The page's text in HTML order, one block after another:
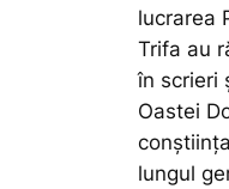
lucrarea
Trifa au
în scrieri
Oastei
lungul